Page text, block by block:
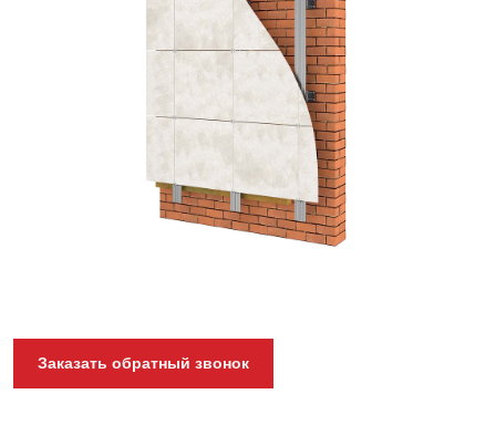
Заказать обратный звонок